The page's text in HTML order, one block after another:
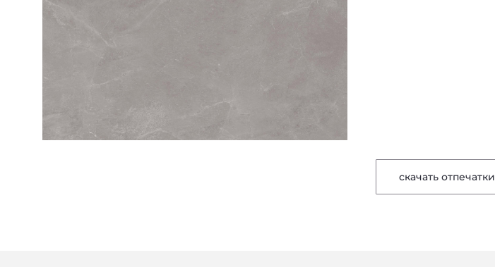
скачать отпечатки